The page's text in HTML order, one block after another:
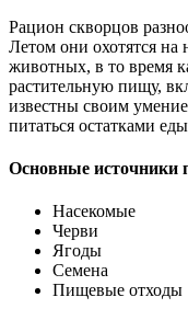
Рацион скворцов
Летом они охотятся на
животных, в то время
растительную пищу,
известны своим
питаться остатками
Основные источники
Насекомые
Черви
Ягоды
Семена
Пищевые отходы